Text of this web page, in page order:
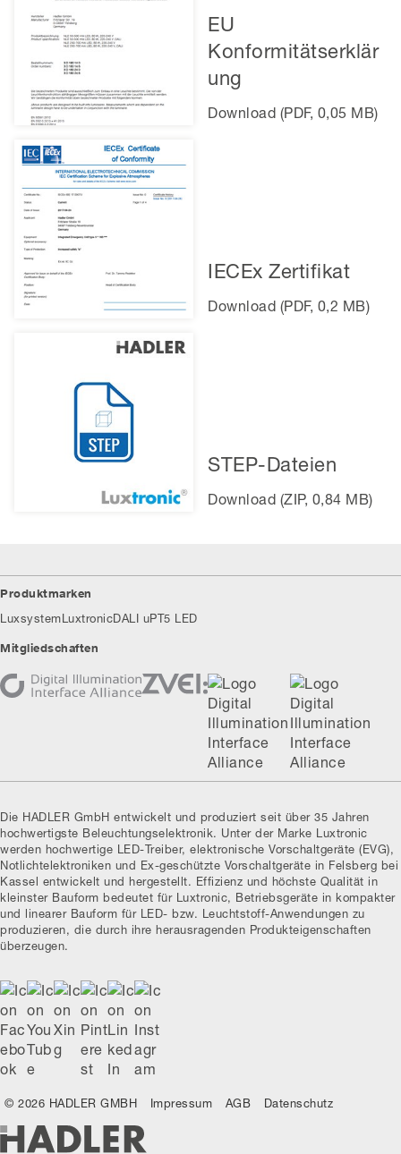
EU
Konformitätserklär
ung
Download (PDF, 0,05 MB)
IECEx Zertifikat
Download (PDF, 0,2 MB)
STEP-Dateien
Download (ZIP, 0,84 MB)
Produktmarken
LuxsystemLuxtronicDALI uPT5 LED
Mitgliedschaften
Die HADLER GmbH entwickelt und produziert seit über 35 Jahren
hochwertigste Beleuchtungselektronik. Unter der Marke Luxtronic
werden hochwertige LED-Treiber, elektronische Vorschaltgeräte (EVG),
Notlichtelektroniken und Ex-geschützte Vorschaltgeräte in Felsberg bei
Kassel entwickelt und hergestellt. Effizienz und höchste Qualität in
kleinster Bauform bedeutet für Luxtronic, Betriebsgeräte in kompakter
und linearer Bauform für LED- bzw. Leuchtstoff-Anwendungen zu
produzieren, die durch ihre herausragenden Produkteigenschaften
überzeugen.
© 2026 HADLER GMBH Impressum AGB Datenschutz